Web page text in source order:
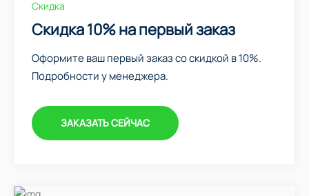
Скидка
Скидка 10% на первый заказ
Оформите ваш первый заказ со скидкой в 10%.
Подробности у менеджера.
ЗАКАЗАТЬ СЕЙЧАС